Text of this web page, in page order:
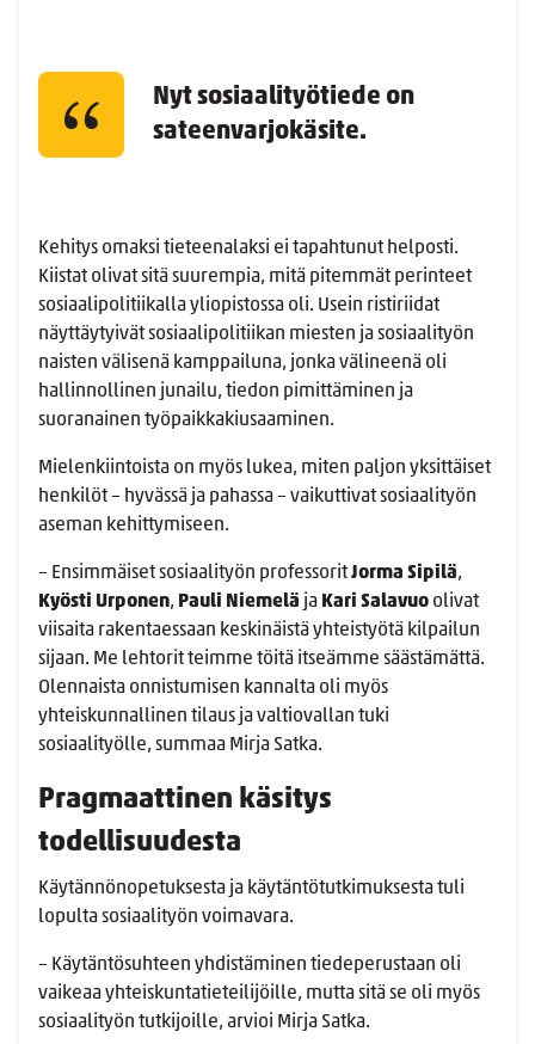
Nyt sosiaalityötiede on
sateenvarjokäsite.
Kehitys omaksi tieteenalaksi ei tapahtunut helposti.
Kiistat olivat sitä suurempia, mitä pitemmät perinteet
sosiaalipolitiikalla yliopistossa oli. Usein ristiriidat
näyttäytyivät sosiaalipolitiikan miesten ja sosiaalityön
naisten välisenä kamppailuna, jonka välineenä oli
hallinnollinen junailu, tiedon pimittäminen ja
suoranainen työpaikkakiusaaminen.
Mielenkiintoista on myös lukea, miten paljon yksittäiset
henkilöt – hyvässä ja pahassa – vaikuttivat sosiaalityön
aseman kehittymiseen.
– Ensimmäiset sosiaalityön professoritJorma Sipilä,
Kyösti Urponen, Pauli Niemelä ja Kari Salavuo olivat
viisaita rakentaessaan keskinäistä yhteistyötä kilpailun
sijaan. Me lehtorit teimme töitä itseämme säästämättä.
Olennaista onnistumisen kannalta oli myös
yhteiskunnallinen tilaus ja valtiovallan tuki
sosiaalityölle, summaa Mirja Satka.
Pragmaattinen käsitys
todellisuudesta
Käytännönopetuksesta ja käytäntötutkimuksesta tuli
lopulta sosiaalityön voimavara.
– Käytäntösuhteen yhdistäminen tiedeperustaan oli
vaikeaa yhteiskuntatieteilijöille, mutta sitä se oli myös
sosiaalityön tutkijoille, arvioi Mirja Satka.